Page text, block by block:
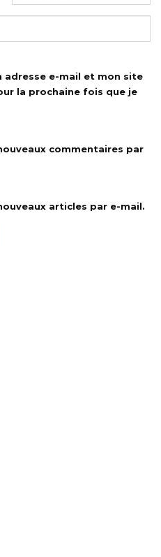
adresse e-mail et mon site
la prochaine fois que je
commentaires par
articles par e-mail.